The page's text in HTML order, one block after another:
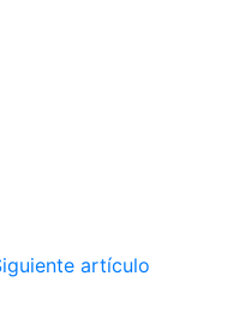
artículo